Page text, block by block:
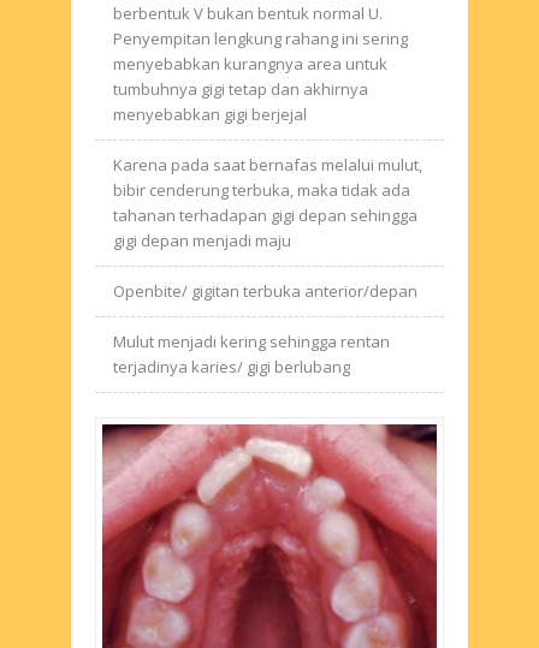
berbentuk V bukan bentuk normal U.
Penyempitan lengkung rahang ini sering
menyebabkan kurangnya area untuk
tumbuhnya gigi tetap dan akhirnya
menyebabkan gigi berjejal
Karena pada saat bernafas melalui mulut,
bibir cenderung terbuka, maka tidak ada
tahanan terhadapan gigi depan sehingga
gigi depan menjadi maju
Openbite/ gigitan terbuka anterior/depan
Mulut menjadi kering sehingga rentan
terjadinya karies/ gigi berlubang